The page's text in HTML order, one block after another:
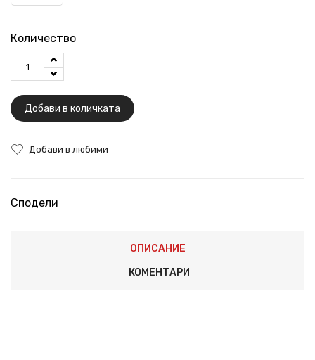
Количество
Добави в количката
Добави в любими
Сподели
ОПИСАНИЕ
КОМЕНТАРИ